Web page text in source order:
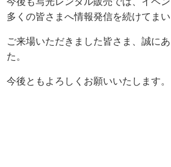
多くの皆さまへ情報発信を続けてまい
ご来場いただきました皆さま、誠に
た。
今後ともよろしくお願いいたします。